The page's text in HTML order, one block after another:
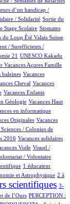
d’un handicap /
/ Solidarité Sortie du
Stage Scolaire Stomates
du Loup Été Valais Suisse
/ Surefficients /
21 UNESCO Kakadu
Vacances Açores Famille
baleines Vacances
Cheval Vacances
Vacances Enfants
Géologie Vacances Haut
en informatique
Originales Vacances
/ Colonies de
2016 Vacances solidaires
Voile Visuel /
/ Volontaire
1 éducateur
et Astrophysique 2 à
scientifiques 3-
de l’Ours PERCEPTION :